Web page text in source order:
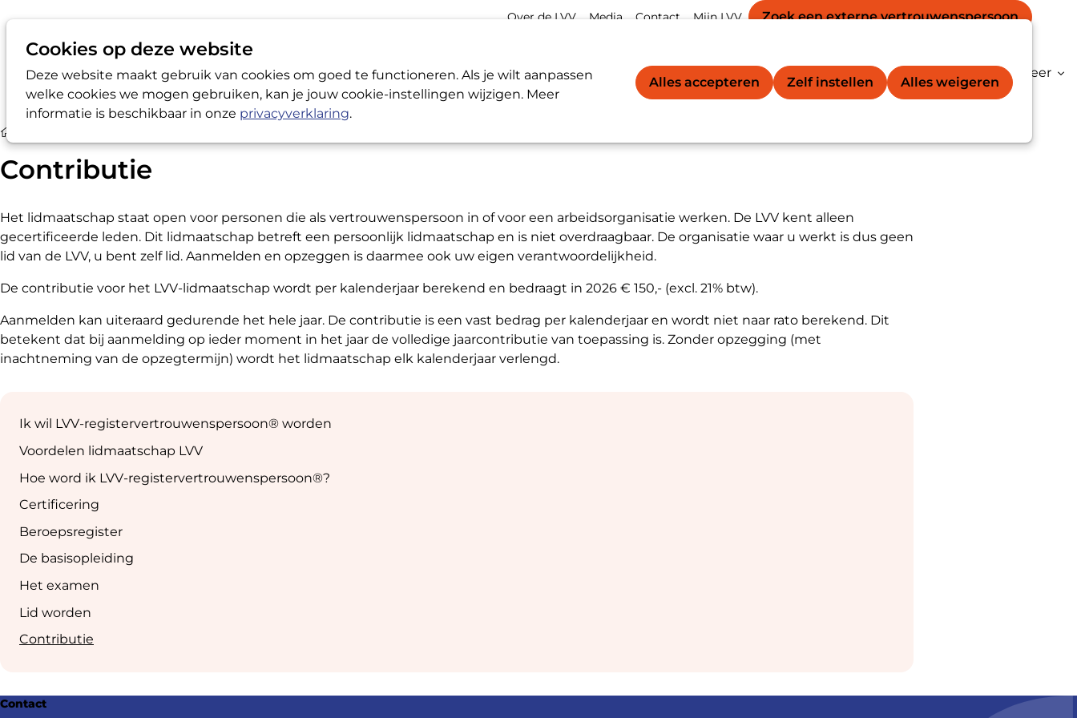
Cookies op deze website
Deze website maakt gebruik van cookies om goed te functioneren. Als je wilt aanpassen
welke cookies we mogen gebruiken, kan je jouw cookie-instellingen wijzigen. Meer
informatie is beschikbaar in onze privacyverklaring.
Alles accepteren Zelf instellen Alles weigeren
Werkgevers / Werknemers LVV-registervertrouwenspersoon® Kenniscentrum Meer
Meta
Over de LVV Media Contact
Account
Mijn LVV
Secondary
Zoek een externe vertrouwens­persoon
Contributie
Het lidmaatschap staat open voor personen die als vertrouwenspersoon in of voor een arbeidsorganisatie werken. De LVV kent alleen
gecertificeerde leden. Dit lidmaatschap betreft een persoonlijk lidmaatschap en is niet overdraagbaar. De organisatie waar u werkt is dus geen
lid van de LVV, u bent zelf lid. Aanmelden en opzeggen is daarmee ook uw eigen verantwoordelijkheid.
De contributie voor het LVV-lidmaatschap wordt per kalenderjaar berekend en bedraagt in 2026 € 150,- (excl. 21% btw).
Aanmelden kan uiteraard gedurende het hele jaar. De contributie is een vast bedrag per kalenderjaar en wordt niet naar rato berekend. Dit
betekent dat bij aanmelding op ieder moment in het jaar de volledige jaarcontributie van toepassing is. Zonder opzegging (met
inachtneming van de opzegtermijn) wordt het lidmaatschap elk kalenderjaar verlengd.
navigation
Ik wil LVV-registervertrouwenspersoon® worden
Voordelen lidmaatschap LVV
Hoe word ik LVV-registervertrouwenspersoon®?
Certificering
Beroepsregister
De basisopleiding
Het examen
Lid worden
Contributie
Contact